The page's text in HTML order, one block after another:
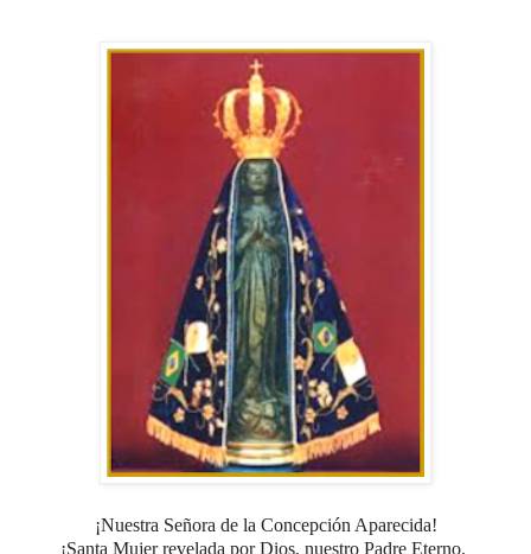
¡Nuestra Señora de la Concepción Aparecida!
¡Santa Mujer revelada por Dios, nuestro Padre Eterno,